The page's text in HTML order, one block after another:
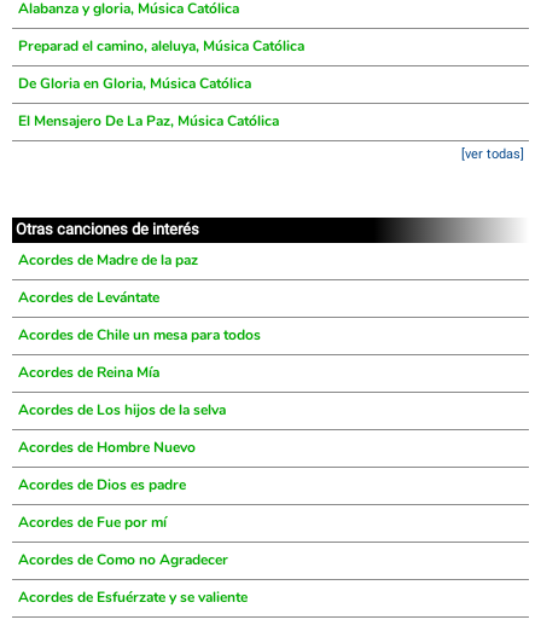
Alabanza y gloria, Música Católica
Preparad el camino, aleluya, Música Católica
De Gloria en Gloria, Música Católica
El Mensajero De La Paz, Música Católica
[ver todas]
Otras canciones de interés
Acordes de Madre de la paz
Acordes de Levántate
Acordes de Chile un mesa para todos
Acordes de Reina Mía
Acordes de Los hijos de la selva
Acordes de Hombre Nuevo
Acordes de Dios es padre
Acordes de Fue por mí
Acordes de Como no Agradecer
Acordes de Esfuérzate y se valiente